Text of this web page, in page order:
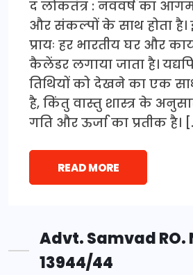
द लोकतंत्र : नववर्ष का
और संकल्पों के साथ होता
प्रायः हर भारतीय घर और
कैलेंडर लगाया जाता है।
तिथियों को देखने का एक
है, किंतु वास्तु शास्त्र के
गति और ऊर्जा का प्रतीक है।
READ MORE
Advt. Samvad RO.
13944/44